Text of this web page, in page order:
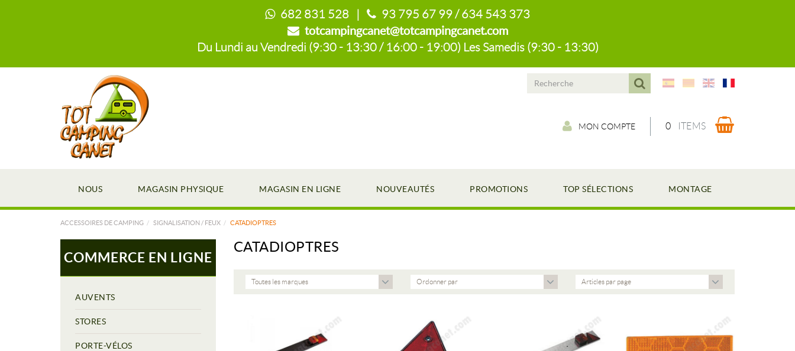
682 831 528 |
93 795 67 99 / 634 543 373
totcampingcanet@totcampingcanet.com
Du Lundi au Vendredi (9:30 - 13:30 / 16:00 - 19:00) Les Samedis (9:30 - 13:30)
MON COMPTE 0 ITEMS
NOUS MAGASIN PHYSIQUE MAGASIN EN LIGNE NOUVEAUTÉS PROMOTIONS TOP SÉLECTIONS MONTAGE
ACCESSOIRES DE CAMPING SIGNALISATION / FEUX CATADIOPTRES
COMMERCE EN LIGNE
AUVENTS
STORES
PORTE-VÉLOS
CATADIOPTRES
Toutes les marques Ordonner par Articles par page